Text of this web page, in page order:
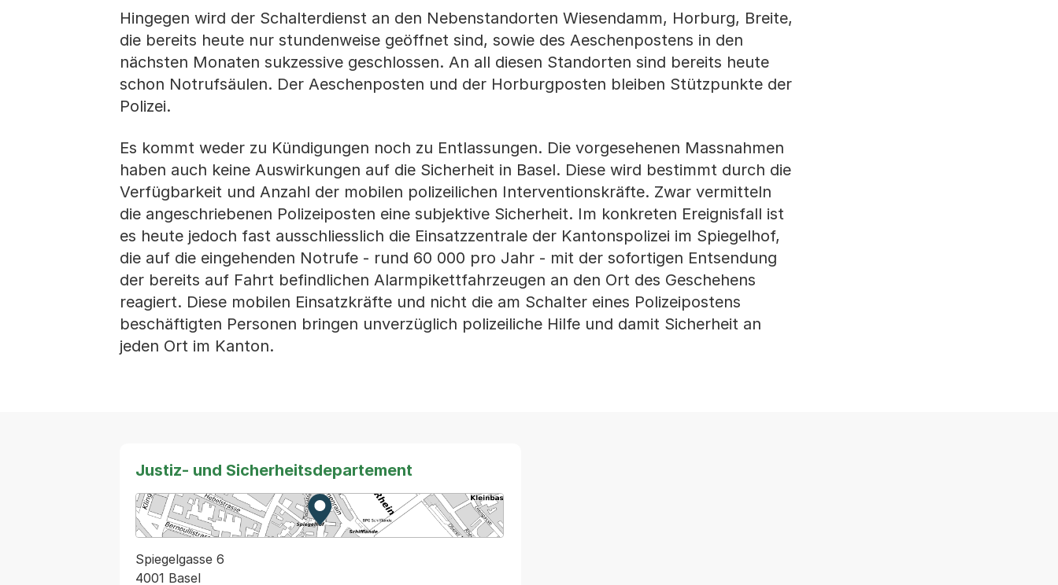
Hingegen wird der Schalterdienst an den Nebenstandorten Wiesendamm, Horburg, Breite,
die bereits heute nur stundenweise geöffnet sind, sowie des Aeschenpostens in den
nächsten Monaten sukzessive geschlossen. An all diesen Standorten sind bereits heute
schon Notrufsäulen. Der Aeschenposten und der Horburgposten bleiben Stützpunkte der
Polizei.
Es kommt weder zu Kündigungen noch zu Entlassungen. Die vorgesehenen Massnahmen
haben auch keine Auswirkungen auf die Sicherheit in Basel. Diese wird bestimmt durch die
Verfügbarkeit und Anzahl der mobilen polizeilichen Interventionskräfte. Zwar vermitteln
die angeschriebenen Polizeiposten eine subjektive Sicherheit. Im konkreten Ereignisfall ist
es heute jedoch fast ausschliesslich die Einsatzzentrale der Kantonspolizei im Spiegelhof,
die auf die eingehenden Notrufe - rund 60 000 pro Jahr - mit der sofortigen Entsendung
der bereits auf Fahrt befindlichen Alarmpikettfahrzeugen an den Ort des Geschehens
reagiert. Diese mobilen Einsatzkräfte und nicht die am Schalter eines Polizeipostens
beschäftigten Personen bringen unverzüglich polizeiliche Hilfe und damit Sicherheit an
jeden Ort im Kanton.
Justiz- und Sicherheitsdepartement
Zur Karte von MapBS.
Externer Link, wird in einem neuen Tab oder Fenster geöffnet
Spiegelgasse 6
4001 Basel